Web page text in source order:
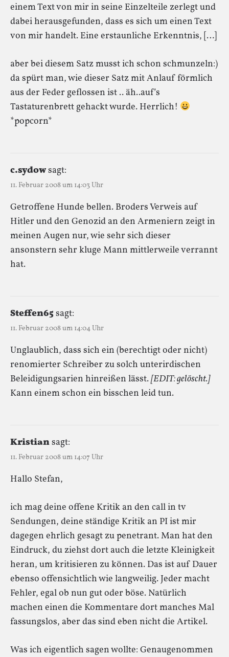
einem Text von mir in seine Einzelteile zerlegt und
dabei herausgefunden, dass es sich um einen Text
von mir handelt. Eine erstaunliche Erkenntnis, […]
aber bei diesem Satz musst ich schon schmunzeln:)
da spürt man, wie dieser Satz mit Anlauf förmlich
aus der Feder geflossen ist .. äh..auf’s
Tastaturenbrett gehackt wurde. Herrlich!
*popcorn*
c.sydowsagt:
11. Februar 2008 um 14:03 Uhr
Getroffene Hunde bellen. Broders Verweis auf
Hitler und den Genozid an den Armeniern zeigt in
meinen Augen nur, wie sehr sich dieser
ansonstern sehr kluge Mann mittlerweile verrannt
hat.
Steffen65 sagt:
11. Februar 2008 um 14:04 Uhr
Unglaublich, dass sich ein (berechtigt oder nicht)
renomierter Schreiber zu solch unterirdischen
Beleidigungsarien hinreißen lässt.[EDIT: gelöscht.]
Kann einem schon ein bisschen leid tun.
Kristiansagt:
11. Februar 2008 um 14:07 Uhr
Hallo Stefan,
ich mag deine offene Kritik an den call in tv
Sendungen, deine ständige Kritik an PI ist mir
dagegen ehrlich gesagt zu penetrant. Man hat den
Eindruck, du ziehst dort auch die letzte Kleinigkeit
heran, um kritisieren zu können. Das ist auf Dauer
ebenso offensichtlich wie langweilig. Jeder macht
Fehler, egal ob nun gut oder böse. Natürlich
machen einen die Kommentare dort manches Mal
fassungslos, aber das sind eben nicht die Artikel.
Was ich eigentlich sagen wollte: Genaugenommen